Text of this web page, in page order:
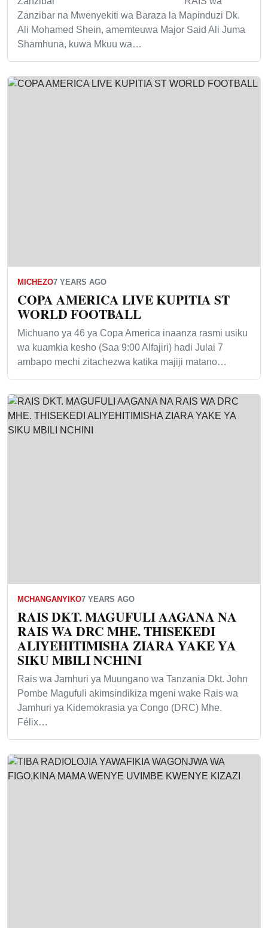
Zanzibar na Mwenyekiti wa Baraza la Mapinduzi Dk.
Ali Mohamed Shein, amemteuwa Major Said Ali Juma
Shamhuna, kuwa Mkuu wa…
MICHEZO7 YEARS AGO
COPA AMERICA LIVE KUPITIA ST
WORLD FOOTBALL
Michuano ya 46 ya Copa America inaanza rasmi usiku
wa kuamkia kesho (Saa 9:00 Alfajiri) hadi Julai 7
ambapo mechi zitachezwa katika majiji matano…
MCHANGANYIKO7 YEARS AGO
RAIS DKT. MAGUFULI AAGANA NA
RAIS WA DRC MHE. THISEKEDI
ALIYEHITIMISHA ZIARA YAKE YA
SIKU MBILI NCHINI
Rais wa Jamhuri ya Muungano wa Tanzania Dkt. John
Pombe Magufuli akimsindikiza mgeni wake Rais wa
Jamhuri ya Kidemokrasia ya Congo (DRC) Mhe.
Félix…